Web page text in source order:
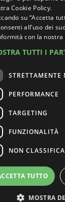
Cookie Policy.
su “Accetta
all’uso dei
con la nostra
TUTTI I
STRETTAMENTE
PERFORMANCE
TARGETING
FUNZIONALITÀ
NON
TUTTO
MOSTRA